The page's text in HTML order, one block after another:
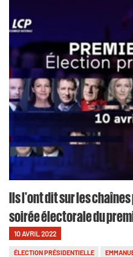
Ils l'ont dit sur les
soirée électorale du
10 AVRIL 2022
ÉLECTION PRÉSIDENTIELLE